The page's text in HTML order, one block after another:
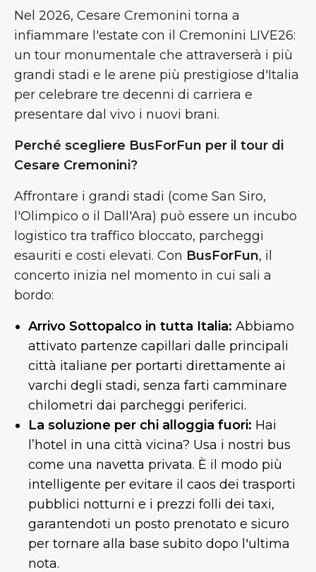
Nel 2026, Cesare Cremonini torna a
infiammare l'estate con il Cremonini LIVE26:
un tour monumentale che attraverserà i più
grandi stadi e le arene più prestigiose d'Italia
per celebrare tre decenni di carriera e
presentare dal vivo i nuovi brani.
Perché scegliere BusForFun per il tour di
Cesare Cremonini?
Affrontare i grandi stadi (come San Siro,
l'Olimpico o il Dall'Ara) può essere un incubo
logistico tra traffico bloccato, parcheggi
esauriti e costi elevati. Con BusForFun, il
concerto inizia nel momento in cui sali a
bordo:
Arrivo Sottopalco in tutta Italia: Abbiamo
attivato partenze capillari dalle principali
città italiane per portarti direttamente ai
varchi degli stadi, senza farti camminare
chilometri dai parcheggi periferici.
La soluzione per chi alloggia fuori: Hai
l’hotel in una città vicina? Usa i nostri bus
come una navetta privata. È il modo più
intelligente per evitare il caos dei trasporti
pubblici notturni e i prezzi folli dei taxi,
garantendoti un posto prenotato e sicuro
per tornare alla base subito dopo l'ultima
nota.